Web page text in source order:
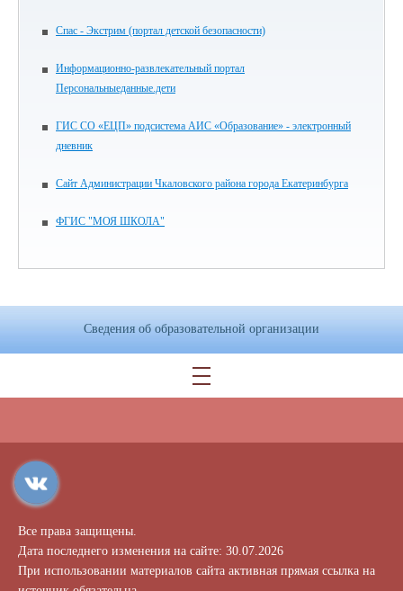
Спас - Экстрим (портал детской безопасности)
Информационно-развлекательный портал
Персональныеданные.дети
ГИС СО «ЕЦП» подсистема АИС «Образование» - электронный
дневник
Сайт Администрации Чкаловского района города Екатеринбурга
ФГИС "МОЯ ШКОЛА"
Сведения об образовательной организации
Все права защищены.
Дата последнего изменения на сайте: 30.07.2026
При использовании материалов сайта активная прямая ссылка на